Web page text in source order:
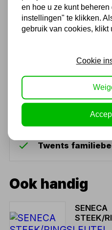
(4,3
Chat met ons
Voor 16.00 u
(Technische)
548 51 75 75
1.500 m2 winkel
Twents
Ook handig
SENECA
STEEK/
en hoe u ze kunt
instellingen" te klikken.
gebruik van cookies, klikt
Cookie